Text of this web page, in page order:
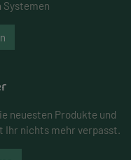
neuesten Produkte und
Ihr nichts mehr verpasst.